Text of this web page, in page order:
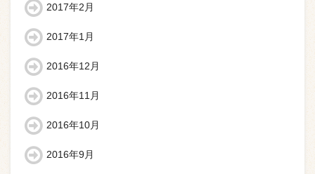
2017年2月
2017年1月
2016年12月
2016年11月
2016年10月
2016年9月